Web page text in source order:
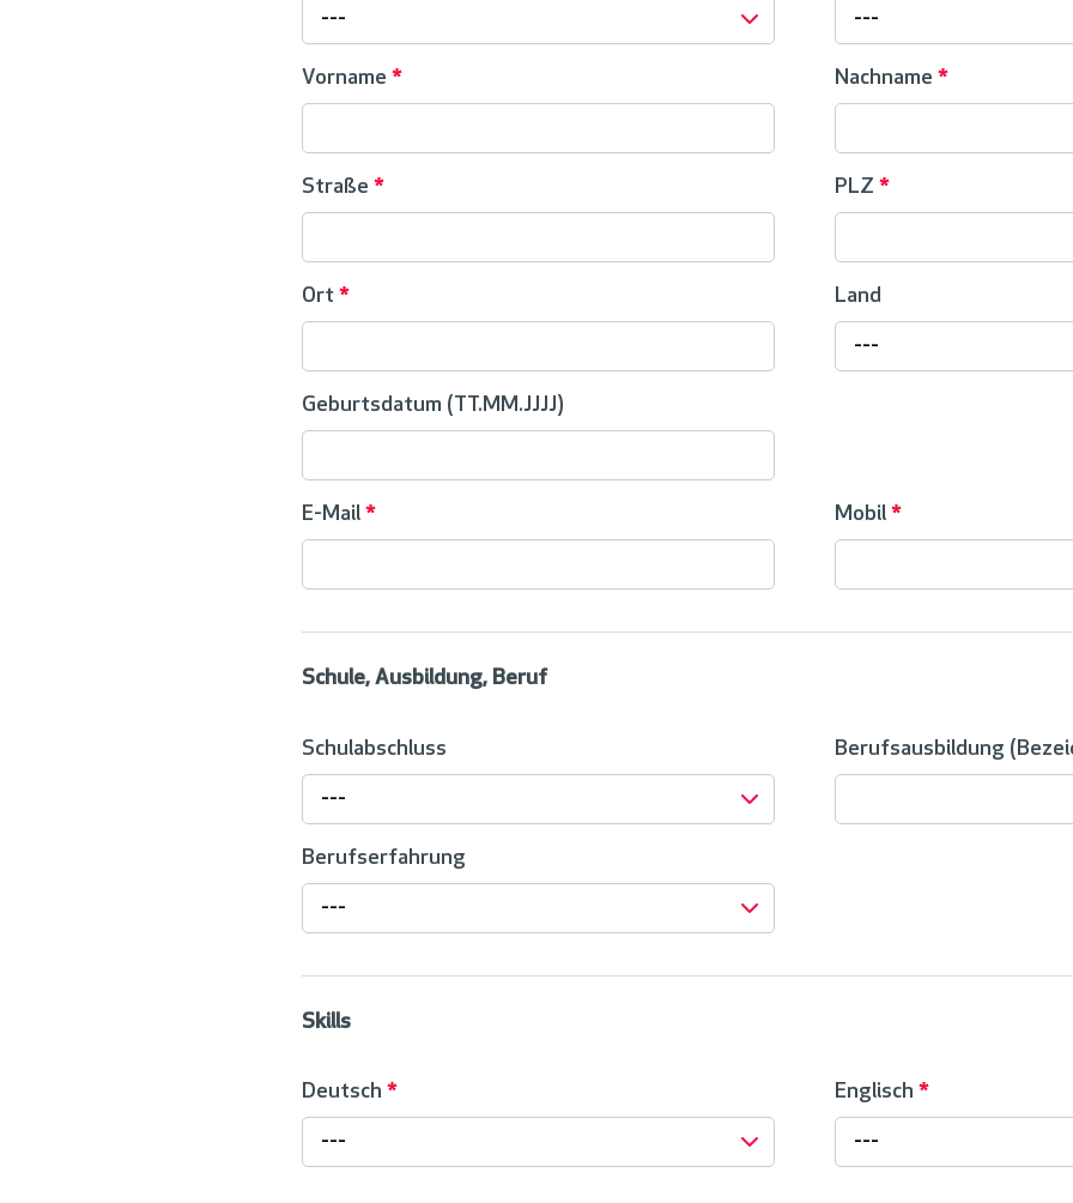
--- ---
Vorname * Nachname*
Straße * PLZ*
Ort * Land
---
Geburtsdatum (TT.MM.JJJJ)
E-Mail * Mobil*
Schule, Ausbildung, Beruf
Schulabschluss
---
Berufsausbildung
Berufserfahrung
---
Skills
Deutsch *
---
Englisch*
---